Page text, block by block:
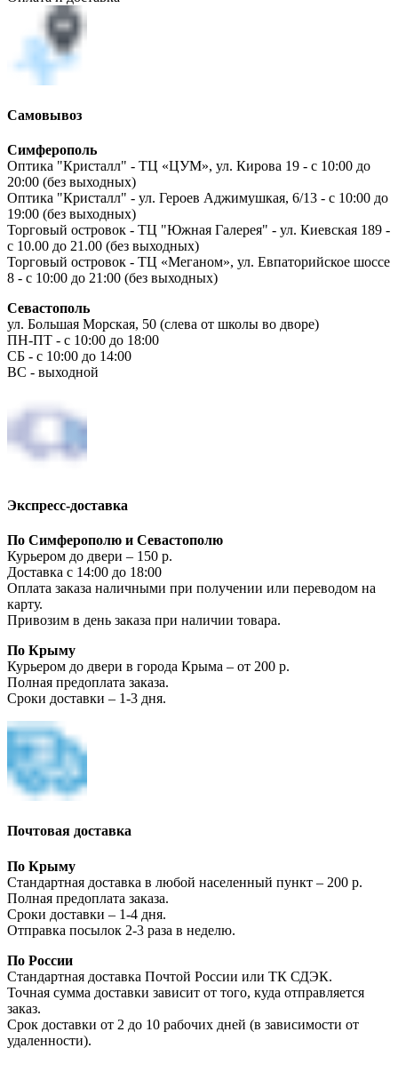
Самовывоз
Симферополь
Оптика "Кристалл" - ТЦ «ЦУМ», ул. Кирова 19 - с 10:00 до
20:00 (без выходных)
Оптика "Кристалл" - ул. Героев Аджимушкая, 6/13 - с 10:00 до
19:00 (без выходных)
Торговый островок - ТЦ "Южная Галерея" - ул. Киевская 189 -
с 10.00 до 21.00 (без выходных)
Торговый островок - ТЦ «Меганом», ул. Евпаторийское шоссе
8 - с 10:00 до 21:00 (без выходных)
Севастополь
ул. Большая Морская, 50 (слева от школы во дворе)
ПН-ПТ - с 10:00 до 18:00
СБ - с 10:00 до 14:00
ВС - выходной
Экспресс-доставка
По Симферополю и Севастополю
Курьером до двери – 150 р.
Доставка с 14:00 до 18:00
Оплата заказа наличными при получении или переводом на
карту.
Привозим в день заказа при наличии товара.
По Крыму
Курьером до двери в города Крыма – от 200 р.
Полная предоплата заказа.
Сроки доставки – 1-3 дня.
Почтовая доставка
По Крыму
Стандартная доставка в любой населенный пункт – 200 р.
Полная предоплата заказа.
Сроки доставки – 1-4 дня.
Отправка посылок 2-3 раза в неделю.
По России
Стандартная доставка Почтой России или ТК СДЭК.
Точная сумма доставки зависит от того, куда отправляется
заказ.
Срок доставки от 2 до 10 рабочих дней (в зависимости от
удаленности).